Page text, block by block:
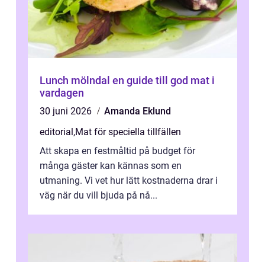
Lunch mölndal en guide till god mat i
vardagen
30 juni 2026
Amanda Eklund
editorial ,Mat för speciella tillfällen
Att skapa en festmåltid på budget för
många gäster kan kännas som en
utmaning. Vi vet hur lätt kostnaderna drar i
väg när du vill bjuda på nå...